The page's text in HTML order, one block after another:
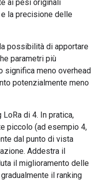
ai pesi originali
la precisione delle
possibilità di apportare
parametri più
significa meno overhead
potenzialmente meno
di 4. In pratica,
piccolo (ad esempio 4,
dal punto di vista
Addestra il
il miglioramento delle
il ranking